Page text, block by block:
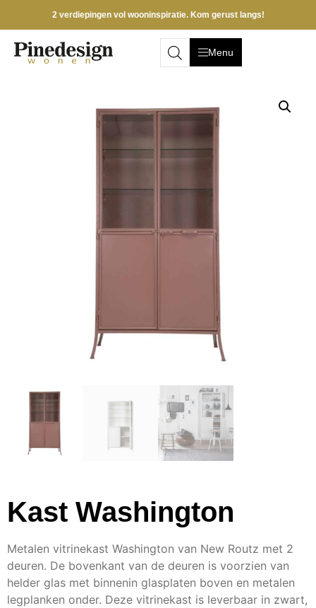
2 verdiepingen vol wooninspiratie. Kom gerust langs!
Menu
Kast Washington
Metalen vitrinekast Washington van New Routz met 2
deuren. De bovenkant van de deuren is voorzien van
helder glas met binnenin glasplaten boven en metalen
legplanken onder. Deze vitrinekast is leverbaar in zwart,